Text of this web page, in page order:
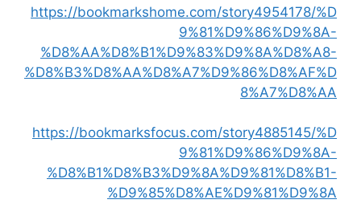
https://bookmarkshome.com/story4954178/%D
9%81%D9%86%D9%8A-
%D8%AA%D8%B1%D9%83%D9%8A%D8%A8-
%D8%B3%D8%AA%D8%A7%D9%86%D8%AF%D
8%A7%D8%AA
https://bookmarksfocus.com/story4885145/%D
9%81%D9%86%D9%8A-
%D8%B1%D8%B3%D9%8A%D9%81%D8%B1-
%D9%85%D8%AE%D9%81%D9%8A